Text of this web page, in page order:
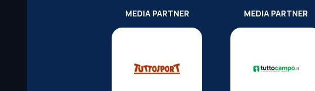
MEDIA PARTNER MEDIA PARTNER